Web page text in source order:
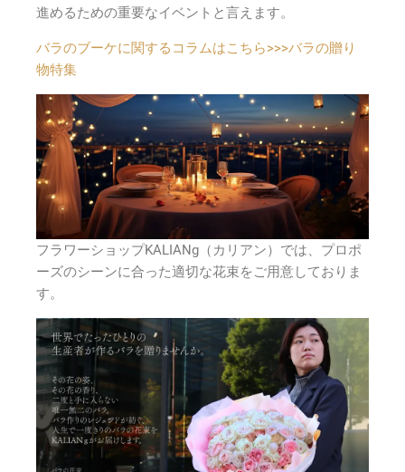
進めるための重要なイベントと言えます。
バラのブーケに関するコラムはこちら>>>バラの贈り
物特集
フラワーショップKALIANg（カリアン）では、プロポ
ーズのシーンに合った適切な花束をご用意しておりま
す。